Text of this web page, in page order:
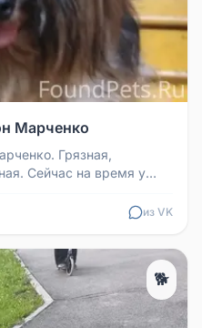
Марченко
Грязная,
Сейчас на время у
из VK
🐕